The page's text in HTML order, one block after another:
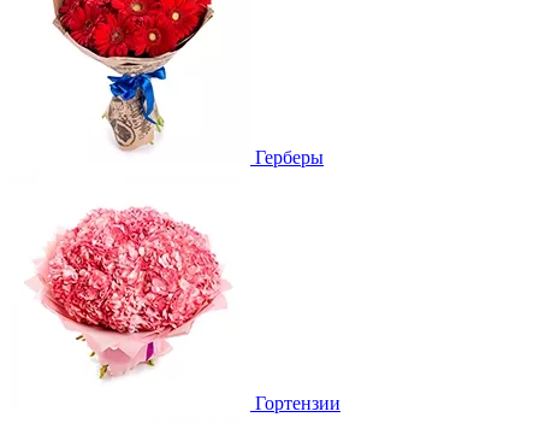
Герберы
Гортензии